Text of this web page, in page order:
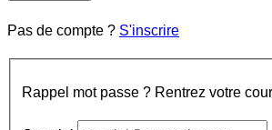
Pas de compte ? S'inscrire
Rappel mot passe ? Rentrez votre